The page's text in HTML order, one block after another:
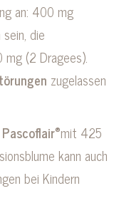
an: 400 mg
die
(2 Dragees).
zugelassen
Pascoflair®mit 425
kann auch
bei Kindern